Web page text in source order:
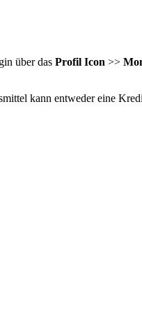
über das Profil Icon >>
kann entweder eine